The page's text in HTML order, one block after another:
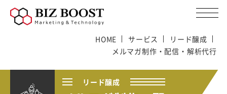
HOME サービス
リード醸成
メルマガ制作・配信・解析代行
リード醸成